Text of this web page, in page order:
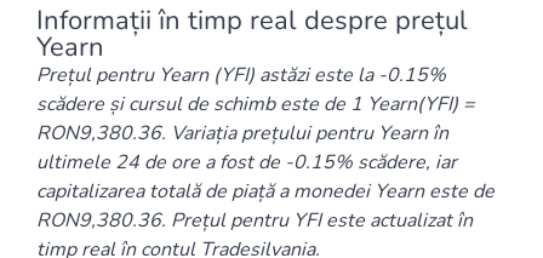
Informații în timp real despre prețul
Yearn
Prețul pentru Yearn (YFI) astăzi este la -0.15%
scădere și cursul de schimb este de 1 Yearn(YFI) =
RON9,380.36. Variația prețului pentru Yearn în
ultimele 24 de ore a fost de -0.15% scădere, iar
capitalizarea totală de piață a monedei Yearn este de
RON9,380.36. Prețul pentru YFI este actualizat în
timp real în contul Tradesilvania.